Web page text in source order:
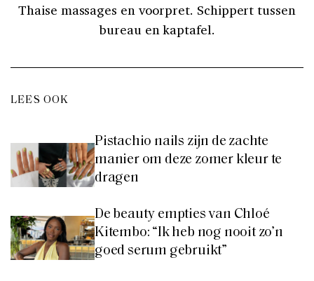
Thaise massages en voorpret. Schippert tussen
bureau en kaptafel.
LEES OOK
Pistachio nails zijn de zachte
manier om deze zomer kleur te
dragen
De beauty empties van Chloé
Kitembo: “Ik heb nog nooit zo’n
goed serum gebruikt”